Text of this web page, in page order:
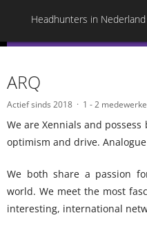
Headhunters in Nederland
ARQ
Actief sinds 2018 1 - 2
We are Xennials and
optimism and drive.
We both share a passion
world. We meet the most
interesting, international